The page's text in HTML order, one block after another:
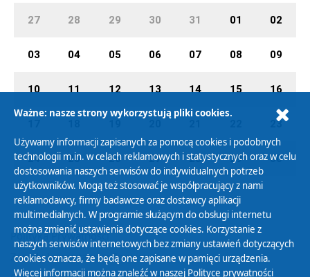
27 28 29 30 31 01 02
03 04 05 06 07 08 09
10 11 12 13 14 15 16
23
24 25 26 27 28 29 30
Polityka Prywatności
Zasady korzystania z Serwisu
Ważne: nasze strony wykorzystują pliki cookies.
Używamy informacji zapisanych za pomocą cookies i podobnych
technologii m.in. w celach reklamowych i statystycznych oraz w celu
dostosowania naszych serwisów do indywidualnych potrzeb
użytkowników. Mogą też stosować je współpracujący z nami
reklamodawcy, firmy badawcze oraz dostawcy aplikacji
multimedialnych. W programie służącym do obsługi internetu
można zmienić ustawienia dotyczące cookies. Korzystanie z
naszych serwisów internetowych bez zmiany ustawień dotyczących
cookies oznacza, że będą one zapisane w pamięci urządzenia.
Więcej informacji można znaleźć w naszej Polityce prywatności